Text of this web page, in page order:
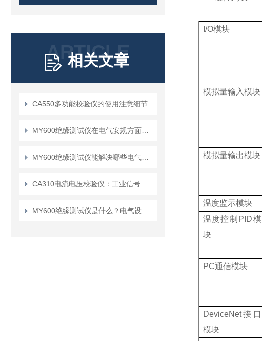
ARTICLE
相关文章
CA550多功能校验仪的使用注意细节
I/O模块
模拟量输入模块
模拟量输出模块
温度监示模块
温度控制 PID模
块
PC通信模块
DeviceNet接口
模块